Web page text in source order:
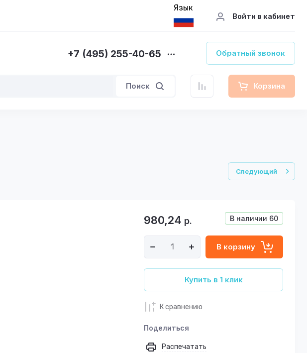
Войти в кабинет
+7 (495) 255-40-65 Обратный звонок
Поиск Корзина
Следующий
В наличии 60
980,24 р.
В корзину
Купить в 1 клик
К сравнению
Поделиться
Распечатать
Язык